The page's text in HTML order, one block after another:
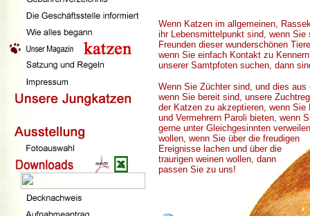
Wenn Katzen im allgemeinen,
ihr Lebensmittelpunkt sind, wenn
Freunden dieser wunderschönen
wenn Sie einfach Kontakt zu
unserer Samtpfoten suchen, dann
Wenn Sie Züchter sind, und dies aus
wenn Sie bereit sind, unsere
der Katzen zu akzeptieren, wenn Sie
und Vermehrern Paroli bieten, wenn
gerne unter Gleichgesinnten verweilen
wollen, wenn Sie über die freudigen
Ereignisse lachen und über die
traurigen weinen wollen, dann
passen Sie zu uns!